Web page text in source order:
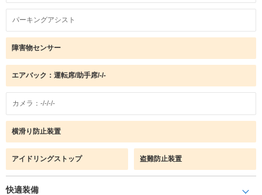
パーキングアシスト
障害物センサー
エアバック：運転席/助手席/-/-
カメラ：-/-/-/-
横滑り防止装置
アイドリングストップ 盗難防止装置
快適装備